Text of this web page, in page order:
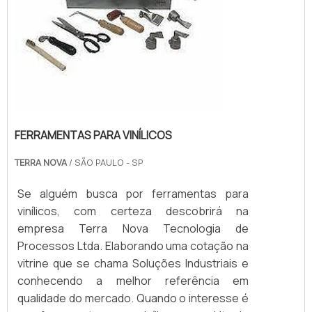
FERRAMENTAS PARA VINÍLICOS
TERRA NOVA/ SÃO PAULO - SP
Se alguém busca por ferramentas para
vinílicos, com certeza descobrirá na
empresa Terra Nova Tecnologia de
Processos Ltda. Elaborando uma cotação na
vitrine que se chama Soluções Industriais e
conhecendo a melhor referência em
qualidade do mercado. Quando o interesse é